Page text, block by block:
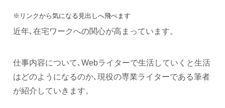
※リンクから気になる見出しへ飛べます
近年､在宅ワークへの関心が高まっています。
仕事内容について､Webライターで生活していくと生活
はどのようになるのか､現役の専業ライターである筆者
が紹介していきます。